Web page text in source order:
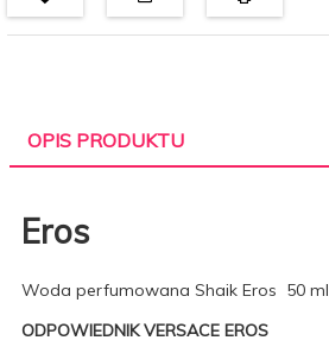
OPIS PRODUKTU
Eros
Woda perfumowana Shaik Eros 50 ml.
ODPOWIEDNIK VERSACE EROS